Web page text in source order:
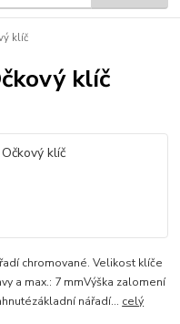
klíč
klíč
chromované. Velikost klíče
a max.: 7 mmVýška zalomení
nářadí... celý